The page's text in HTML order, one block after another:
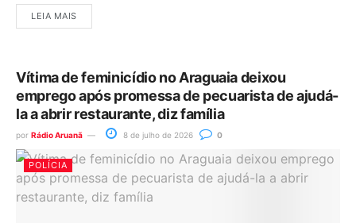
LEIA MAIS
Vítima de feminicídio no Araguaia deixou
emprego após promessa de pecuarista de ajudá-
la a abrir restaurante, diz família
por Rádio Aruanã 8 de julho de 2026 0
POLÍCIA